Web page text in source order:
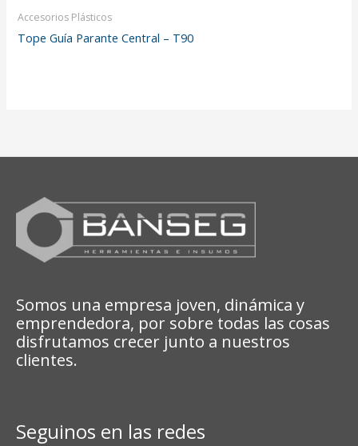
Accesorios Plásticos
Tope Guía Parante Central – T90
Somos una empresa joven, dinámica y
emprendedora, por sobre todas las cosas
disfrutamos crecer junto a nuestros
clientes.
Seguinos en las redes